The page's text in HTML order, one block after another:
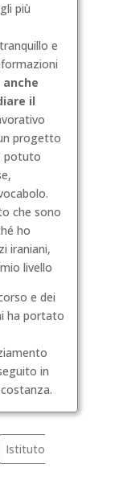
più
e
il
progetto
potuto
che sono
ho
iraniani,
livello
e dei
ha portato
in
Istituto